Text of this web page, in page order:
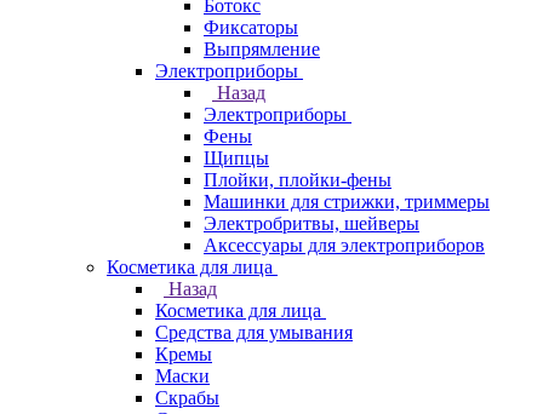
Ботокс
Фиксаторы
Выпрямление
Электроприборы
Назад
Электроприборы
Фены
Щипцы
Плойки, плойки-фены
Машинки для стрижки, триммеры
Электробритвы, шейверы
Аксессуары для электроприборов
Косметика для лица
Назад
Косметика для лица
Средства для умывания
Кремы
Маски
Скрабы